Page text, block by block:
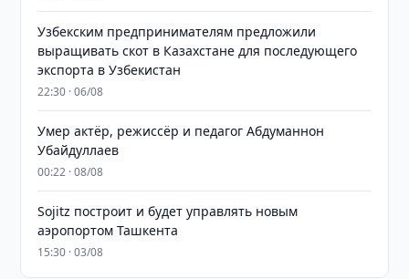
Узбекским предпринимателям предложили
выращивать скот в Казахстане для последующего
экспорта в Узбекистан
22:30 · 06/08
Умер актёр, режиссёр и педагог Абдуманнон
Убайдуллаев
00:22 · 08/08
Sojitz построит и будет управлять новым
аэропортом Ташкента
15:30 · 03/08